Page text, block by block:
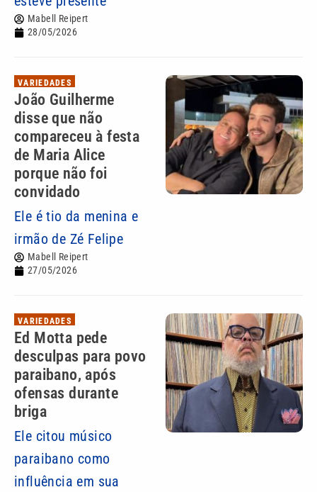
Mabell Reipert
28/05/2026
VARIEDADES
João Guilherme
disse que não
compareceu à festa
de Maria Alice
porque não foi
convidado
Ele é tio da menina e
irmão de Zé Felipe
Mabell Reipert
27/05/2026
VARIEDADES
Ed Motta pede
desculpas para povo
paraibano, após
ofensas durante
briga
Ele citou músico
paraibano como
influência em sua